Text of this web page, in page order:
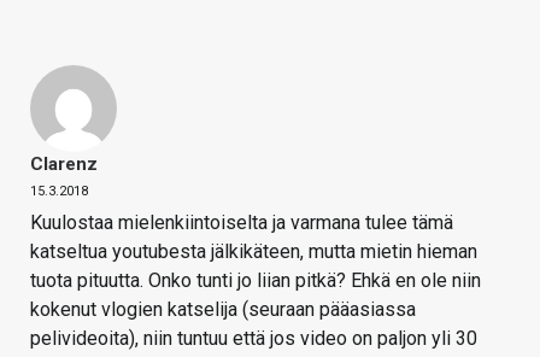
Clarenz
15.3.2018
Kuulostaa mielenkiintoiselta ja varmana tulee tämä
katseltua youtubesta jälkikäteen, mutta mietin hieman
tuota pituutta. Onko tunti jo liian pitkä? Ehkä en ole niin
kokenut vlogien katselija (seuraan pääasiassa
pelivideoita), niin tuntuu että jos video on paljon yli 30